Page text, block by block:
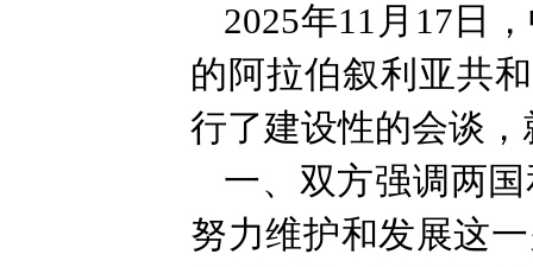
2025年11月17日
的阿拉伯叙利亚共
行了建设性的会谈
一、双方强调两
努力维护和发展这